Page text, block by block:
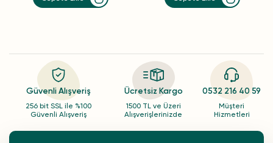
Güvenli Alışveriş
256 bit SSL ile %100
Güvenli Alışveriş
Ücretsiz Kargo
1500 TL ve Üzeri
Alışverişlerinizde
0532 216 40 59
Müşteri
Hizmetleri